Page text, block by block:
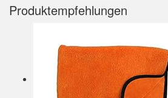
Produktempfehlungen